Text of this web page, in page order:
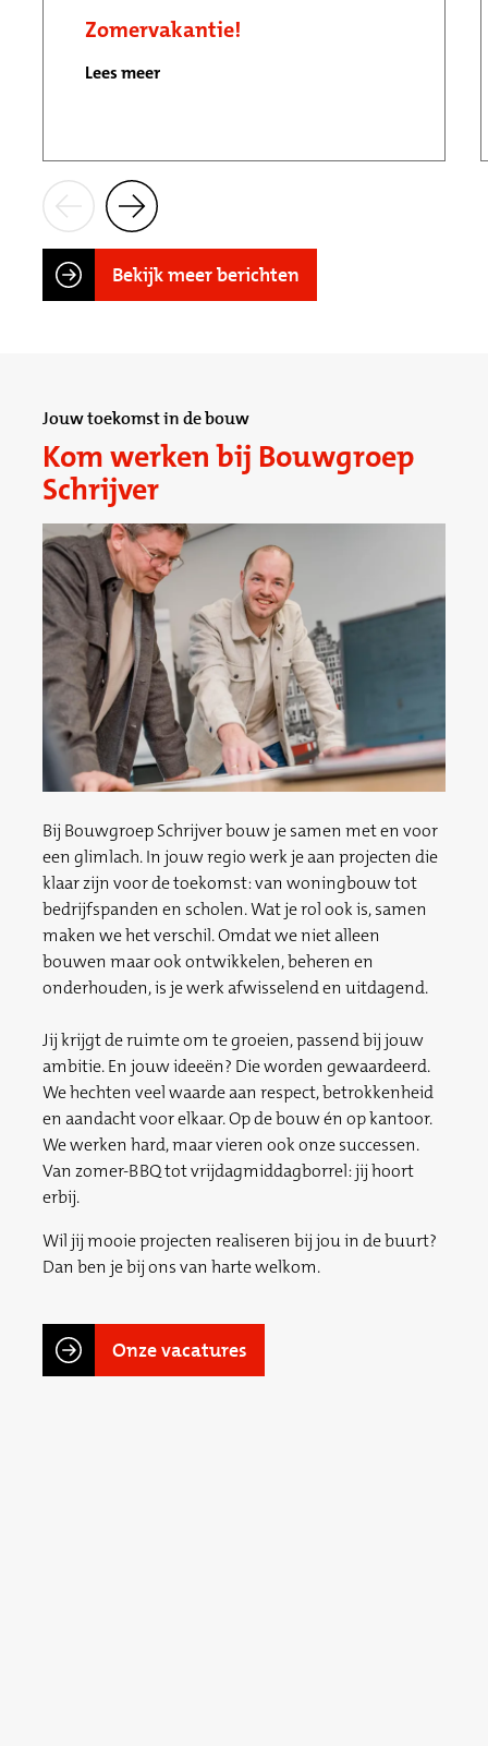
Zomervakantie!
Lees meer
Bekijk meer berichten
Jouw toekomst in de bouw
Kom werken bij Bouwgroep
Schrijver
Bij Bouwgroep Schrijver bouw je samen met en voor
een glimlach. In jouw regio werk je aan projecten die
klaar zijn voor de toekomst: van woningbouw tot
bedrijfspanden en scholen. Wat je rol ook is, samen
maken we het verschil. Omdat we niet alleen
bouwen maar ook ontwikkelen, beheren en
onderhouden, is je werk afwisselend en uitdagend.
Jij krijgt de ruimte om te groeien, passend bij jouw
ambitie. En jouw ideeën? Die worden gewaardeerd.
We hechten veel waarde aan respect, betrokkenheid
en aandacht voor elkaar. Op de bouw én op kantoor.
We werken hard, maar vieren ook onze successen.
Van zomer-BBQ tot vrijdagmiddagborrel: jij hoort
erbij.
Wil jij mooie projecten realiseren bij jou in de buurt?
Dan ben je bij ons van harte welkom.
Onze vacatures